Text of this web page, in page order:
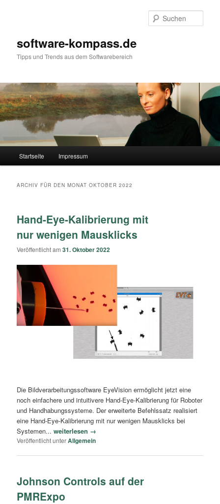
software-kompass.de
Tipps und Trends aus dem Softwarebereich
Zum Inhalt wechseln
Zum sekundären Inhalt wechseln
Startseite Impressum
ARCHIV FÜR DEN MONATOKTOBER 2022
Hand-Eye-Kalibrierung mit
nur wenigen Mausklicks
Veröffentlicht am31. Oktober 2022
Die Bildverarbeitungssoftware EyeVision ermöglicht jetzt eine
noch einfachere und intuitivere Hand-Eye-Kalibrierung für Roboter
und Handhabungssysteme. Der erweiterte Befehlssatz realisiert
eine Hand-Eye-Kalibrierung mit nur wenigen Mausklicks bei
Systemen...weiterlesen →
Veröffentlicht unterAllgemein
Johnson Controls auf der
PMRExpo